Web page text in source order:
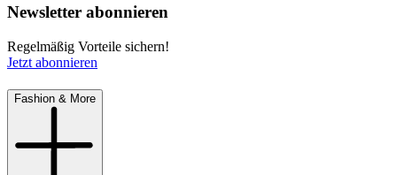
Newsletter abonnieren
Regelmäßig Vorteile sichern!
Jetzt abonnieren
Fashion & More